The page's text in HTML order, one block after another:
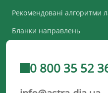
Рекомендовані алгоритми
Бланки направлень
0 800 35 52